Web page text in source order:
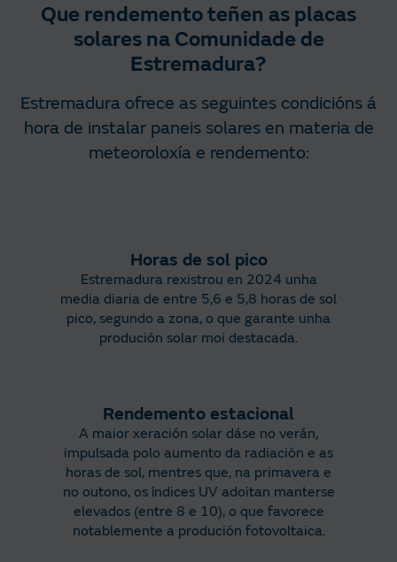
Que rendemento teñen as placas
solares na Comunidade de
Estremadura?
Estremadura ofrece as seguintes condicións á
hora de instalar paneis solares en materia de
meteoroloxía e rendemento:
Horas de sol pico
Estremadura rexistrou en 2024 unha
media diaria de entre 5,6 e 5,8 horas de sol
pico, segundo a zona, o que garante unha
produción solar moi destacada.
Rendemento estacional
A maior xeración solar dáse no verán,
impulsada polo aumento da radiación e as
horas de sol, mentres que, na primavera e
no outono, os índices UV adoitan manterse
elevados (entre 8 e 10), o que favorece
notablemente a produción fotovoltaica.